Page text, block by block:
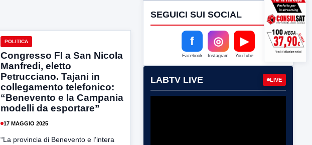
POLITICA
Congresso FI a San Nicola
Manfredi, eletto
Petrucciano. Tajani in
collegamento telefonico:
“Benevento e la Campania
modelli da esportare”
17 MAGGIO 2025
“La provincia di Benevento e l’intera
SEGUICI SUI SOCIAL
f
Facebook
◎
Instagram
▶
YouTube
LABTV LIVE LIVE